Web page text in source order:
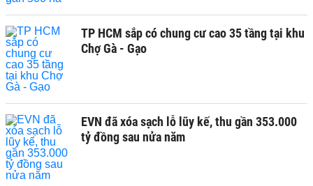
TP HCM sắp có chung cư cao 35 tầng tại khu
Chợ Gà - Gạo
EVN đã xóa sạch lỗ lũy kế, thu gần 353.000
tỷ đồng sau nửa năm